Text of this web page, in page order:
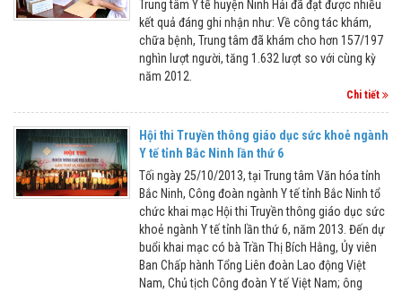
Trung tâm Y tế huyện Ninh Hải đã đạt được nhiều
kết quả đáng ghi nhận như: Về công tác khám,
chữa bệnh, Trung tâm đã khám cho hơn 157/197
nghìn lượt người, tăng 1.632 lượt so với cùng kỳ
năm 2012.
Chi tiết
Hội thi Truyền thông giáo dục sức khoẻ ngành
Y tế tỉnh Bắc Ninh lần thứ 6
Tối ngày 25/10/2013, tại Trung tâm Văn hóa tỉnh
Bắc Ninh, Công đoàn ngành Y tế tỉnh Bắc Ninh tổ
chức khai mạc Hội thi Truyền thông giáo dục sức
khoẻ ngành Y tế tỉnh lần thứ 6, năm 2013. Đến dự
buổi khai mạc có bà Trần Thị Bích Hằng, Ủy viên
Ban Chấp hành Tổng Liên đoàn Lao động Việt
Nam, Chủ tịch Công đoàn Y tế Việt Nam; ông